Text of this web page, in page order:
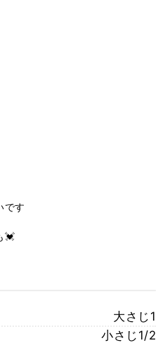
です
💓
大さじ1
小さじ1/2